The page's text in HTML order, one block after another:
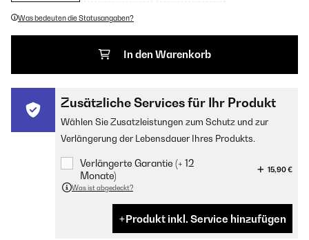
Was bedeuten die Statusangaben?
In den Warenkorb
Zusätzliche Services für Ihr Produkt
Wählen Sie Zusatzleistungen zum Schutz und zur
Verlängerung der Lebensdauer Ihres Produkts.
Verlängerte Garantie (+ 12
Monate)
15,90 €
Was ist abgedeckt?
Produkt inkl. Service hinzufügen